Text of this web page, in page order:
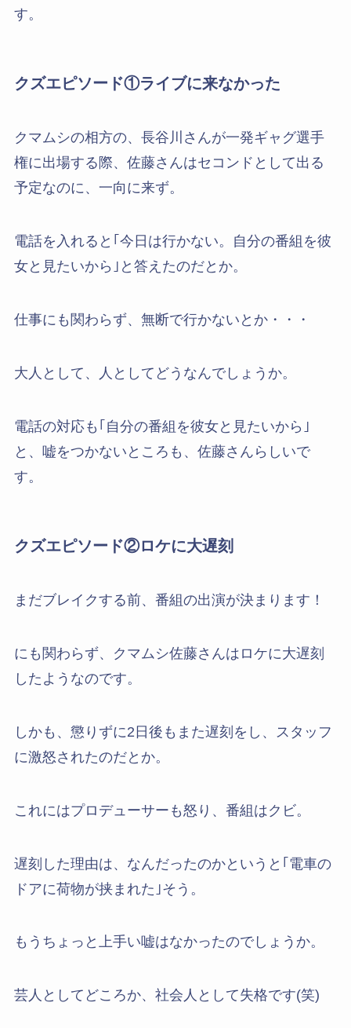
す。
クズエピソード①ライブに来なかった
クマムシの相方の、長谷川さんが一発ギャグ選手
権に出場する際、佐藤さんはセコンドとして出る
予定なのに、一向に来ず。
電話を入れると｢今日は行かない。自分の番組を彼
女と見たいから｣と答えたのだとか。
仕事にも関わらず、無断で行かないとか・・・
大人として、人としてどうなんでしょうか。
電話の対応も｢自分の番組を彼女と見たいから｣
と、嘘をつかないところも、佐藤さんらしいで
す。
クズエピソード②ロケに大遅刻
まだブレイクする前、番組の出演が決まります！
にも関わらず、クマムシ佐藤さんはロケに大遅刻
したようなのです。
しかも、懲りずに2日後もまた遅刻をし、スタッフ
に激怒されたのだとか。
これにはプロデューサーも怒り、番組はクビ。
遅刻した理由は、なんだったのかというと｢電車の
ドアに荷物が挟まれた｣そう。
もうちょっと上手い嘘はなかったのでしょうか。
芸人としてどころか、社会人として失格です(笑)